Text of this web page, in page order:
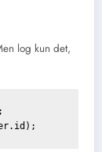
log kun det,